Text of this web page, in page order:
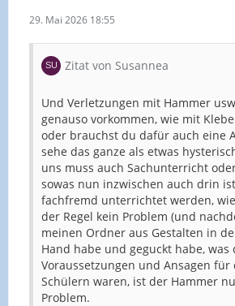
29. Mai 2026 18:55
Zitat von Susannea
Und Verletzungen mit Hammer
genauso vorkommen, wie mit
oder brauchst du dafür auch eine
sehe das ganze als etwas
uns muss auch Sachunterricht
sowas nun inzwischen auch drin
fachfremd unterrichtet werden,
der Regel kein Problem (und
meinen Ordner aus Gestalten in
Hand habe und geguckt habe, was
Voraussetzungen und Ansagen
Schülern waren, ist der Hammer
Problem.